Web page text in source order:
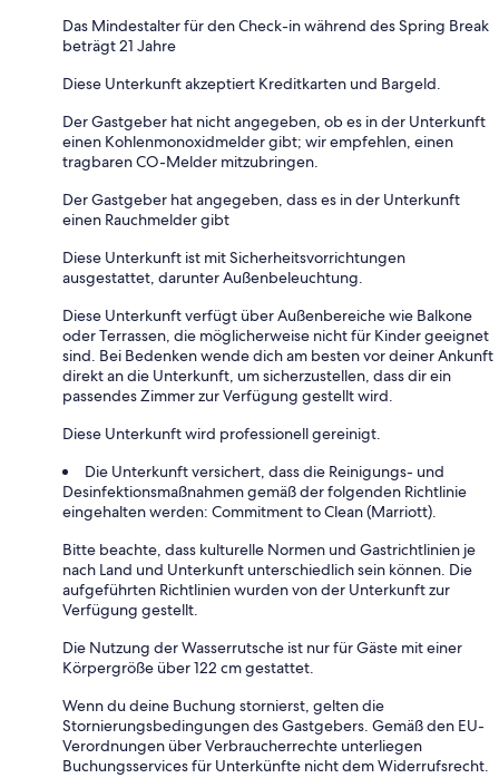
Das Mindestalter für den Check-in während des Spring Break
beträgt 21 Jahre
Diese Unterkunft akzeptiert Kreditkarten und Bargeld.
Der Gastgeber hat nicht angegeben, ob es in der Unterkunft
einen Kohlenmonoxidmelder gibt; wir empfehlen, einen
tragbaren CO-Melder mitzubringen.
Der Gastgeber hat angegeben, dass es in der Unterkunft
einen Rauchmelder gibt
Diese Unterkunft ist mit Sicherheitsvorrichtungen
ausgestattet, darunter Außenbeleuchtung.
Diese Unterkunft verfügt über Außenbereiche wie Balkone
oder Terrassen, die möglicherweise nicht für Kinder geeignet
sind. Bei Bedenken wende dich am besten vor deiner Ankunft
direkt an die Unterkunft, um sicherzustellen, dass dir ein
passendes Zimmer zur Verfügung gestellt wird.
Diese Unterkunft wird professionell gereinigt.
Die Unterkunft versichert, dass die Reinigungs- und
Desinfektionsmaßnahmen gemäß der folgenden Richtlinie
eingehalten werden: Commitment to Clean (Marriott).
Bitte beachte, dass kulturelle Normen und Gastrichtlinien je
nach Land und Unterkunft unterschiedlich sein können. Die
aufgeführten Richtlinien wurden von der Unterkunft zur
Verfügung gestellt.
Die Nutzung der Wasserrutsche ist nur für Gäste mit einer
Körpergröße über 122 cm gestattet.
Wenn du deine Buchung stornierst, gelten die
Stornierungsbedingungen des Gastgebers. Gemäß den EU-
Verordnungen über Verbraucherrechte unterliegen
Buchungsservices für Unterkünfte nicht dem Widerrufsrecht.